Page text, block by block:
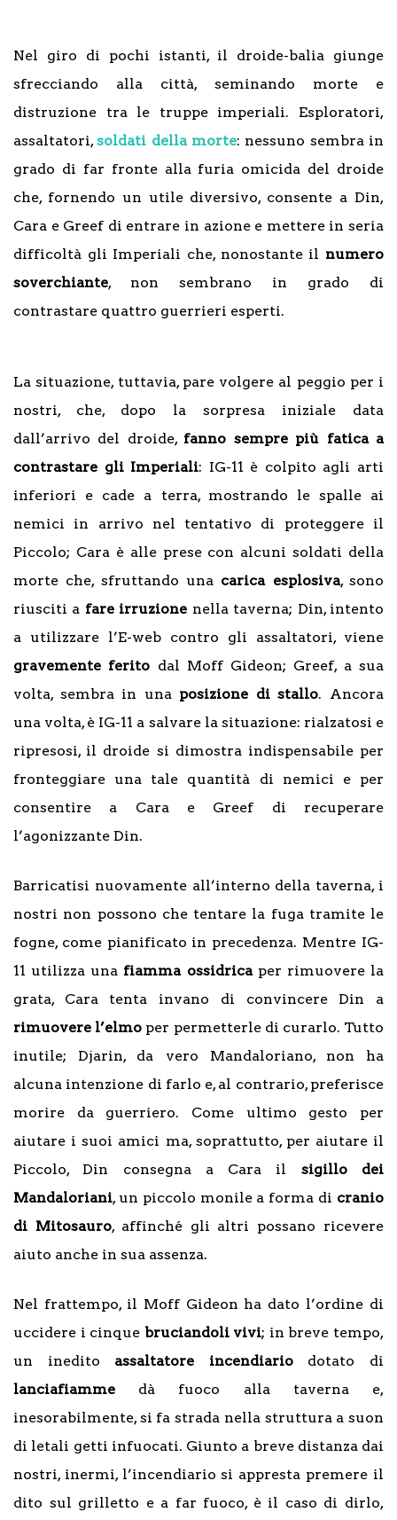
Nel giro di pochi istanti, il droide-balia giunge
sfrecciando alla città, seminando morte e
distruzione tra le truppe imperiali. Esploratori,
assaltatori,soldati della morte: nessuno sembra in
grado di far fronte alla furia omicida del droide
che, fornendo un utile diversivo, consente a Din,
Cara e Greef di entrare in azione e mettere in seria
difficoltà gli Imperiali che, nonostante il numero
soverchiante, non sembrano in grado di
contrastare quattro guerrieri esperti.
La situazione, tuttavia, pare volgere al peggio per i
nostri, che, dopo la sorpresa iniziale data
dall’arrivo del droide, fanno sempre più fatica a
contrastare gli Imperiali: IG-11 è colpito agli arti
inferiori e cade a terra, mostrando le spalle ai
nemici in arrivo nel tentativo di proteggere il
Piccolo; Cara è alle prese con alcuni soldati della
morte che, sfruttando una carica esplosiva, sono
riusciti a fare irruzione nella taverna; Din, intento
a utilizzare l’E-web contro gli assaltatori, viene
gravemente ferito dal Moff Gideon; Greef, a sua
volta, sembra in una posizione di stallo. Ancora
una volta, è IG-11 a salvare la situazione: rialzatosi e
ripresosi, il droide si dimostra indispensabile per
fronteggiare una tale quantità di nemici e per
consentire a Cara e Greef di recuperare
l’agonizzante Din.
Barricatisi nuovamente all’interno della taverna, i
nostri non possono che tentare la fuga tramite le
fogne, come pianificato in precedenza. Mentre IG-
11 utilizza una fiamma ossidricaper rimuovere la
grata, Cara tenta invano di convincere Din a
rimuovere l’elmo per permetterle di curarlo. Tutto
inutile; Djarin, da vero Mandaloriano, non ha
alcuna intenzione di farlo e, al contrario, preferisce
morire da guerriero. Come ultimo gesto per
aiutare i suoi amici ma, soprattutto, per aiutare il
Piccolo, Din consegna a Cara il sigillo dei
Mandaloriani, un piccolo monile a forma di cranio
di Mitosauro, affinché gli altri possano ricevere
aiuto anche in sua assenza.
Nel frattempo, il Moff Gideon ha dato l’ordine di
uccidere i cinque bruciandoli vivi; in breve tempo,
un inedito assaltatore incendiariodotato di
lanciafiamme dà fuoco alla taverna e,
inesorabilmente, si fa strada nella struttura a suon
di letali getti infuocati. Giunto a breve distanza dai
nostri, inermi, l’incendiario si appresta premere il
dito sul grilletto e a far fuoco, è il caso di dirlo,